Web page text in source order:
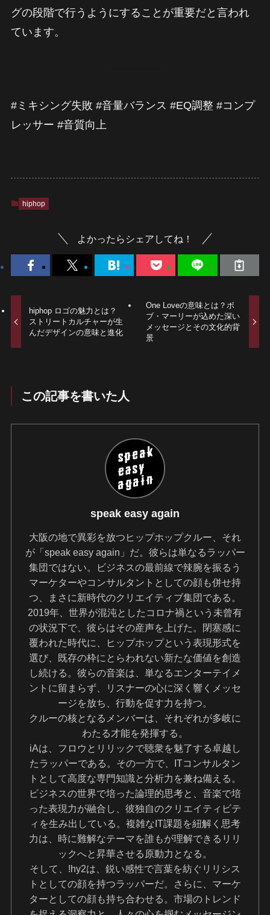
グの段階で行うようにすることが重要だと言われ
ています。
#ミキシング失敗 #音量バランス #EQ調整 #コンプ
レッサー #音質向上
hiphop
よかったらシェアしてね！
hiphop ロゴの魅力とは？
ストリートカルチャーが生
んだデザインの意味と進化
One Loveの意味とは？ボ
ブ・マーリーが込めた深い
メッセージとその文化的背
景
この記事を書いた人
speak easy again
大阪の地で異彩を放つヒップホップクルー、それ
が「speak easy again」だ。彼らは単なるラッパー
集団ではない。ビジネスの最前線で辣腕を振るう
マーケターやコンサルタントとしての顔も併せ持
つ、まさに新時代のクリエイティブ集団である。
2019年、世界が混沌としたコロナ禍という未曾有
の状況下で、彼らはその産声を上げた。閉塞感に
覆われた時代に、ヒップホップという表現形式を
選び、既存の枠にとらわれない新たな価値を創造
し続ける。彼らの音楽は、単なるエンターテイメ
ントに留まらず、リスナーの心に深く響くメッセ
ージを放ち、行動を促す力を持つ。
クルーの核となるメンバーは、それぞれが多岐に
わたる才能を発揮する。
iAは、フロウとリリックで聴衆を魅了する卓越し
たラッパーである。その一方で、ITコンサルタン
トとして高度な専門知識と分析力を兼ね備える。
ビジネスの世界で培った論理的思考と、音楽で培
った表現力が融合し、彼独自のクリエイティビテ
ィを生み出している。複雑なIT課題を紐解く思考
力は、時に難解なテーマを誰もが理解できるリリ
ックへと昇華させる原動力となる。
そして、!hy2は、鋭い感性で言葉を紡ぐリリシス
トとしての顔を持つラッパーだ。さらに、マーケ
ターとしての顔も持ち合わせる。市場のトレンド